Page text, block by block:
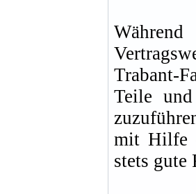
Trabant-
Teile und
mit Hilfe
stets gute